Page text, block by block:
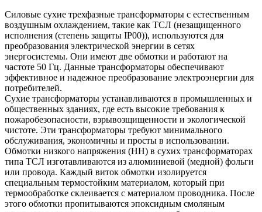
Силовые сухие трехфазные трансформаторы с естественным
воздушным охлаждением, такие как ТСЛ (незащищенного
исполнения (степень защиты IP00)), используются для
преобразования электрической энергии в сетях
энергосистемы. Они имеют две обмотки и работают на
частоте 50 Гц. Данные трансформаторы обеспечивают
эффективное и надежное преобразование электроэнергии для
потребителей.
Сухие трансформаторы устанавливаются в промышленных и
общественных зданиях, где есть высокие требования к
пожаробезопасности, взрывозщищенности и экологической
чистоте. Эти трансформаторы требуют минимального
обслуживания, экономичны и просты в использовании.
Обмотки низкого напряжения (НН) в сухих трансформаторах
типа ТСЛ изготавливаются из алюминиевой (медной) фольги
или провода. Каждый виток обмотки изолируется
специальным термостойким материалом, который при
термообработке склеивается с материалом проводника. После
этого обмотки пропитываются эпоксидным смоляным